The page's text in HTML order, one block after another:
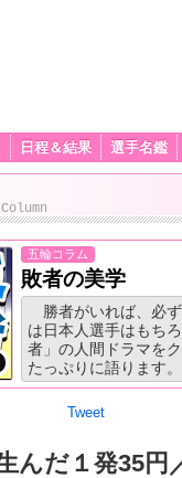
日程＆結果 選手名鑑
五輪コラム
敗者の美学
勝者がいれば、必
は日本人選手はもち
者」の人間ドラマを
たっぷりに語ります。
Tweet
んだ１発35円